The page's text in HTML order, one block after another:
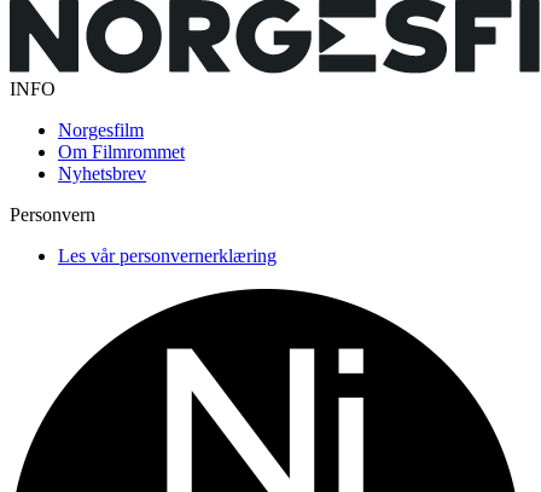
INFO
Norgesfilm
Om Filmrommet
Nyhetsbrev
Personvern
Les vår personvernerklæring